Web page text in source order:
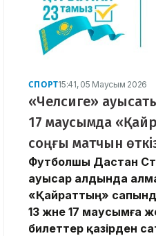
СПОРТ15:41, 05 Маусым 2026
«Челсиге»
17 маусымда
соңғы матчын
Футболшы Дастан
ауысар алдында
«Қайраттың»
13 және 17 маусымға
билеттер қазірден